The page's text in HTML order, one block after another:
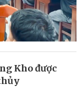
Kho được